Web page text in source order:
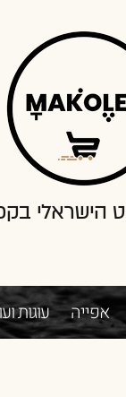
הישראלי
עוגות אפייה